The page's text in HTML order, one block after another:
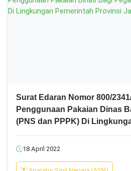
Surat Edaran Nomor 800/
Penggunaan Pakaian Dinas
(PNS dan PPPK) Di
18 April 2022